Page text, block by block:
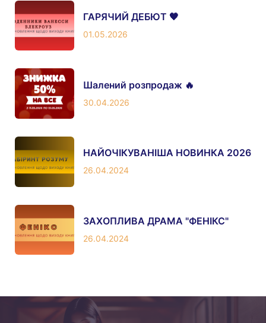
ГАРЯЧИЙ ДЕБЮТ 🖤
01.05.2026
Шалений розпродаж 🔥
30.04.2026
НАЙОЧІКУВАНІША НОВИНКА 2026
26.04.2024
ЗАХОПЛИВА ДРАМА "ФЕНІКС"
26.04.2024